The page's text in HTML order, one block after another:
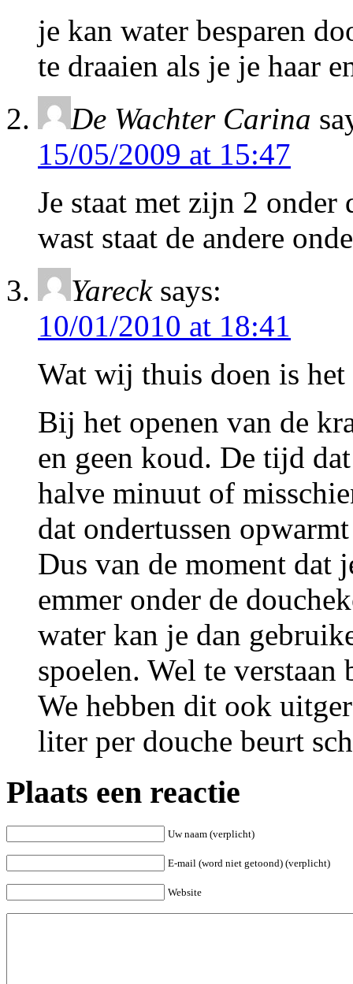
je kan water besparen
te draaien als je je haar
De Wachter Carina
15/05/2009 at 15:47
Je staat met zijn 2
wast staat de andere
Yareck says:
10/01/2010 at 18:41
Wat wij thuis doen is
Bij het openen van de
en geen koud. De tijd
halve minuut of
dat ondertussen
Dus van de moment dat
emmer onder de
water kan je dan
spoelen. Wel te
We hebben dit ook
liter per douche beurt
Plaats een reactie
Uw naam (verplicht)
E-mail (word niet getoond) (verplicht)
Website